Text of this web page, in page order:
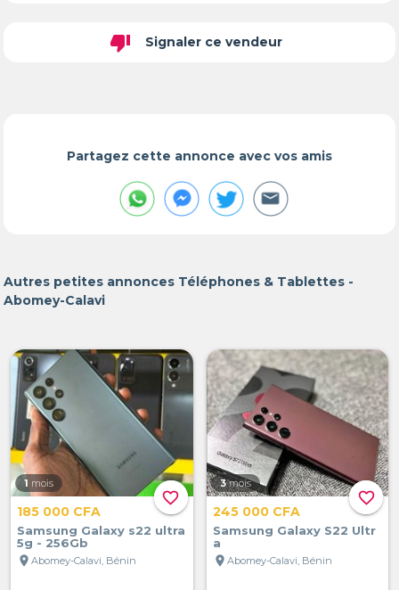
thumb_down Signaler ce vendeur
Partagez cette annonce avec vos amis
Autres petites annonces Téléphones & Tablettes -
Abomey-Calavi
favorite_border
1 mois
185 000 CFA
Samsung Galaxy s22 ultra
5g - 256Gb
location_on Abomey-Calavi, Bénin
favorite_border
3 mois
245 000 CFA
Samsung Galaxy S22 Ultr
a
location_on Abomey-Calavi, Bénin